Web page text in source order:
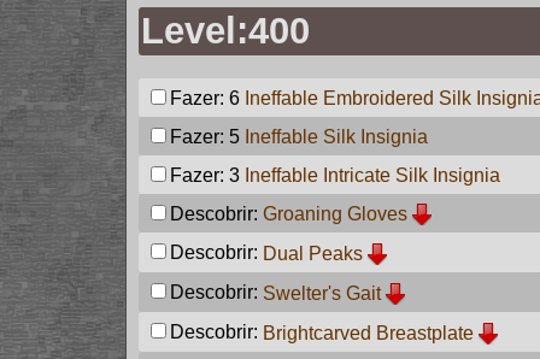
Level:400
Fazer: 6 Ineffable Embroidered Silk
Fazer: 5 Ineffable Silk Insignia
Fazer: 3 Ineffable Intricate Silk Insignia
Descobrir: Groaning Gloves
Descobrir: Dual Peaks
Descobrir: Swelter's Gait
Descobrir: Brightcarved Breastplate